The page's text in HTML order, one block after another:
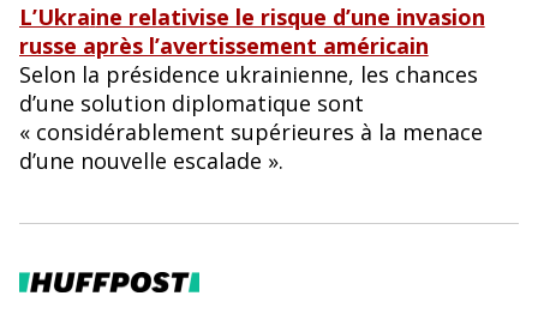
L’Ukraine relativise le risque d’une invasion
russe après l’avertissement américain
Selon la présidence ukrainienne, les chances
d’une solution diplomatique sont
« considérablement supérieures à la menace
d’une nouvelle escalade ».